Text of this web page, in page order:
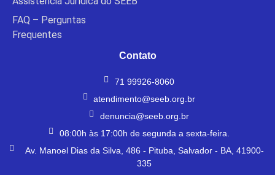
FAQ – Perguntas
Frequentes
Contato
71 99926-8060
atendimento@seeb.org.br
denuncia@seeb.org.br
08:00h às 17:00h de segunda a sexta-feira.
Av. Manoel Dias da Silva, 486 - Pituba, Salvador - BA, 41900-
335